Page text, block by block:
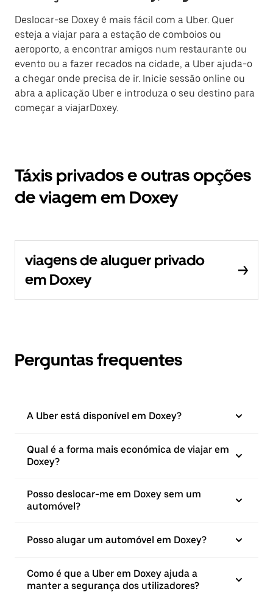
Deslocar-se Doxey é mais fácil com a Uber. Quer
esteja a viajar para a estação de comboios ou
aeroporto, a encontrar amigos num restaurante ou
evento ou a fazer recados na cidade, a Uber ajuda-o
a chegar onde precisa de ir. Inicie sessão online ou
abra a aplicação Uber e introduza o seu destino para
começar a viajarDoxey.
Táxis privados e outras opções
de viagem em Doxey
viagens de aluguer privado
em Doxey
Perguntas frequentes
A Uber está disponível em Doxey?
Qual é a forma mais económica de viajar em
Doxey?
Posso deslocar-me em Doxey sem um
automóvel?
Posso alugar um automóvel em Doxey?
Como é que a Uber em Doxey ajuda a
manter a segurança dos utilizadores?